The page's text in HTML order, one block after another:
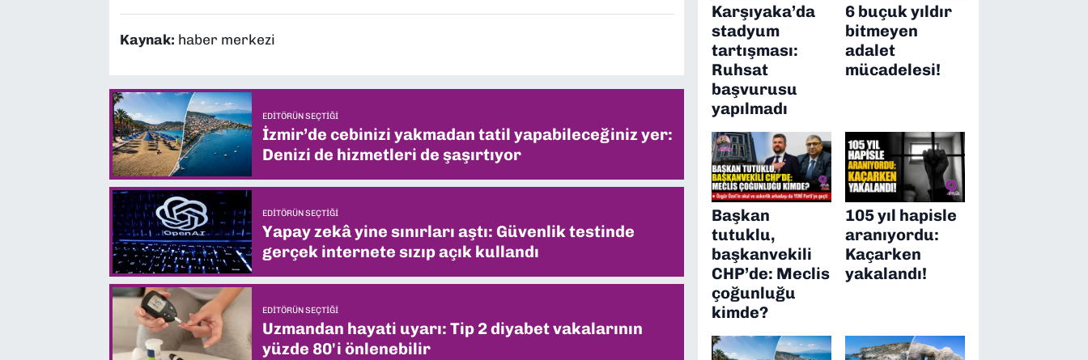
Kaynak: haber merkezi
EDITÖRÜN SEÇTIĞI
İzmir’de cebinizi yakmadan tatil yapabileceğiniz yer:
Denizi de hizmetleri de şaşırtıyor
EDITÖRÜN SEÇTIĞI
Yapay zekâ yine sınırları aştı: Güvenlik testinde
gerçek internete sızıp açık kullandı
EDITÖRÜN SEÇTIĞI
Uzmandan hayati uyarı: Tip 2 diyabet vakalarının
yüzde 80'i önlenebilir
Karşıyaka’da
stadyum
tartışması:
Ruhsat
başvurusu
yapılmadı
6 buçuk yıldır
bitmeyen
adalet
mücadelesi!
Başkan
tutuklu,
başkanvekili
CHP’de: Meclis
çoğunluğu
kimde?
105 yıl hapisle
aranıyordu:
Kaçarken
yakalandı!